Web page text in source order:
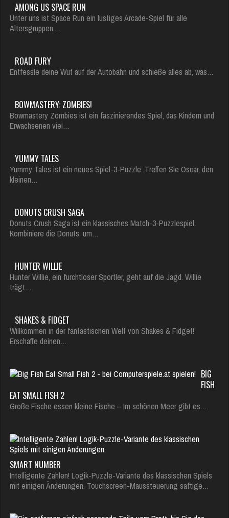
AMONG US SPACE RUN
Unter uns ist Space Run ein lustiges Arcade-Spiel für alle
Altersgruppen.…
ROAD FURY
Entfessle deine Wut auf der Autobahn und schieße alles ab, was…
BOWMASTERY: ZOMBIES!
Bowmastery Zombies ist ein faszinierendes Spiel, das Kindern und
Erwachsenen viel…
YUMMY TALES
Yummy Tales ist ein neues Spiel-3-Puzzle. Treffen Sie Oscar, den
kleinen…
DONUTS CRUSH SAGA
Donuts Crush Saga ist ein klassisches Match-3-Puzzlespiel.
Kombiniere die Donuts, um…
HUNTER WILLIE
Hunter Willie, ein furchtloser Sportler, geht auf die Jagd. Willie
trägt…
SHAKES & FIDGET
Willkommen in der fantastischen Welt von Shakes & Fidget!
Erschaffe deinen…
BIG
FISH
EAT SMALL FISH 2
Große Fische essen kleine Fische – Im schönen Meer gibt es…
SMART NUMBER
Intelligente Zahlen! Logik-Puzzle-Variante des klassischen Spiels
mit einigen Änderungen. Touchscreen-Maussteuerung saftige…